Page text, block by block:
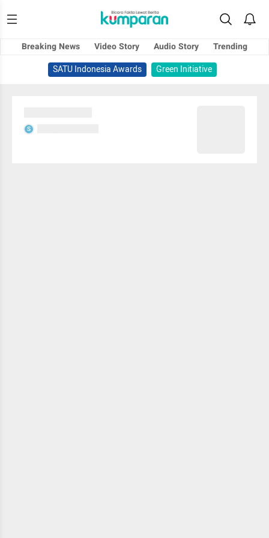
Breaking News Video Story Audio Story
Trending
SATU Indonesia Awards
Green Initiative
S